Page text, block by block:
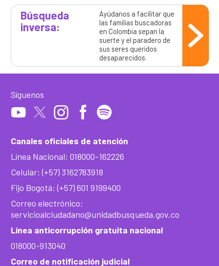
Búsqueda
inversa:
Ayúdanos a facilitar que
las familias buscadoras
en Colombia sepan la
suerte y el paradero de
sus seres queridos
desaparecidos.
Canales oficiales de atención
Línea Nacional: 018000-162226
Celular: (+57) 3162783918
Fijo Bogotá: (+57) 601 9199400
Correo electrónico:
servicioalciudadano@unidadbusqueda.gov.co
Línea anticorrupción gratuita nacional
018000-913040
Correo de notificación judicial
Síguenos